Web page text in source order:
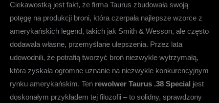
Ciekawostką jest fakt, że firma Taurus zbudowała swoją
potęgę na produkcji broni, która czerpała najlepsze wzorce z
amerykańskich legend, takich jak Smith & Wesson, ale często
dodawała własne, przemyślane ulepszenia. Przez lata
udowodnili, że potrafią tworzyć broń niezwykle wytrzymałą,
która zyskała ogromne uznanie na niezwykle konkurencyjnym
rynku amerykańskim. Ten rewolwer Taurus .38 Special jest
doskonałym przykładem tej filozofii – to solidny, sprawdzony